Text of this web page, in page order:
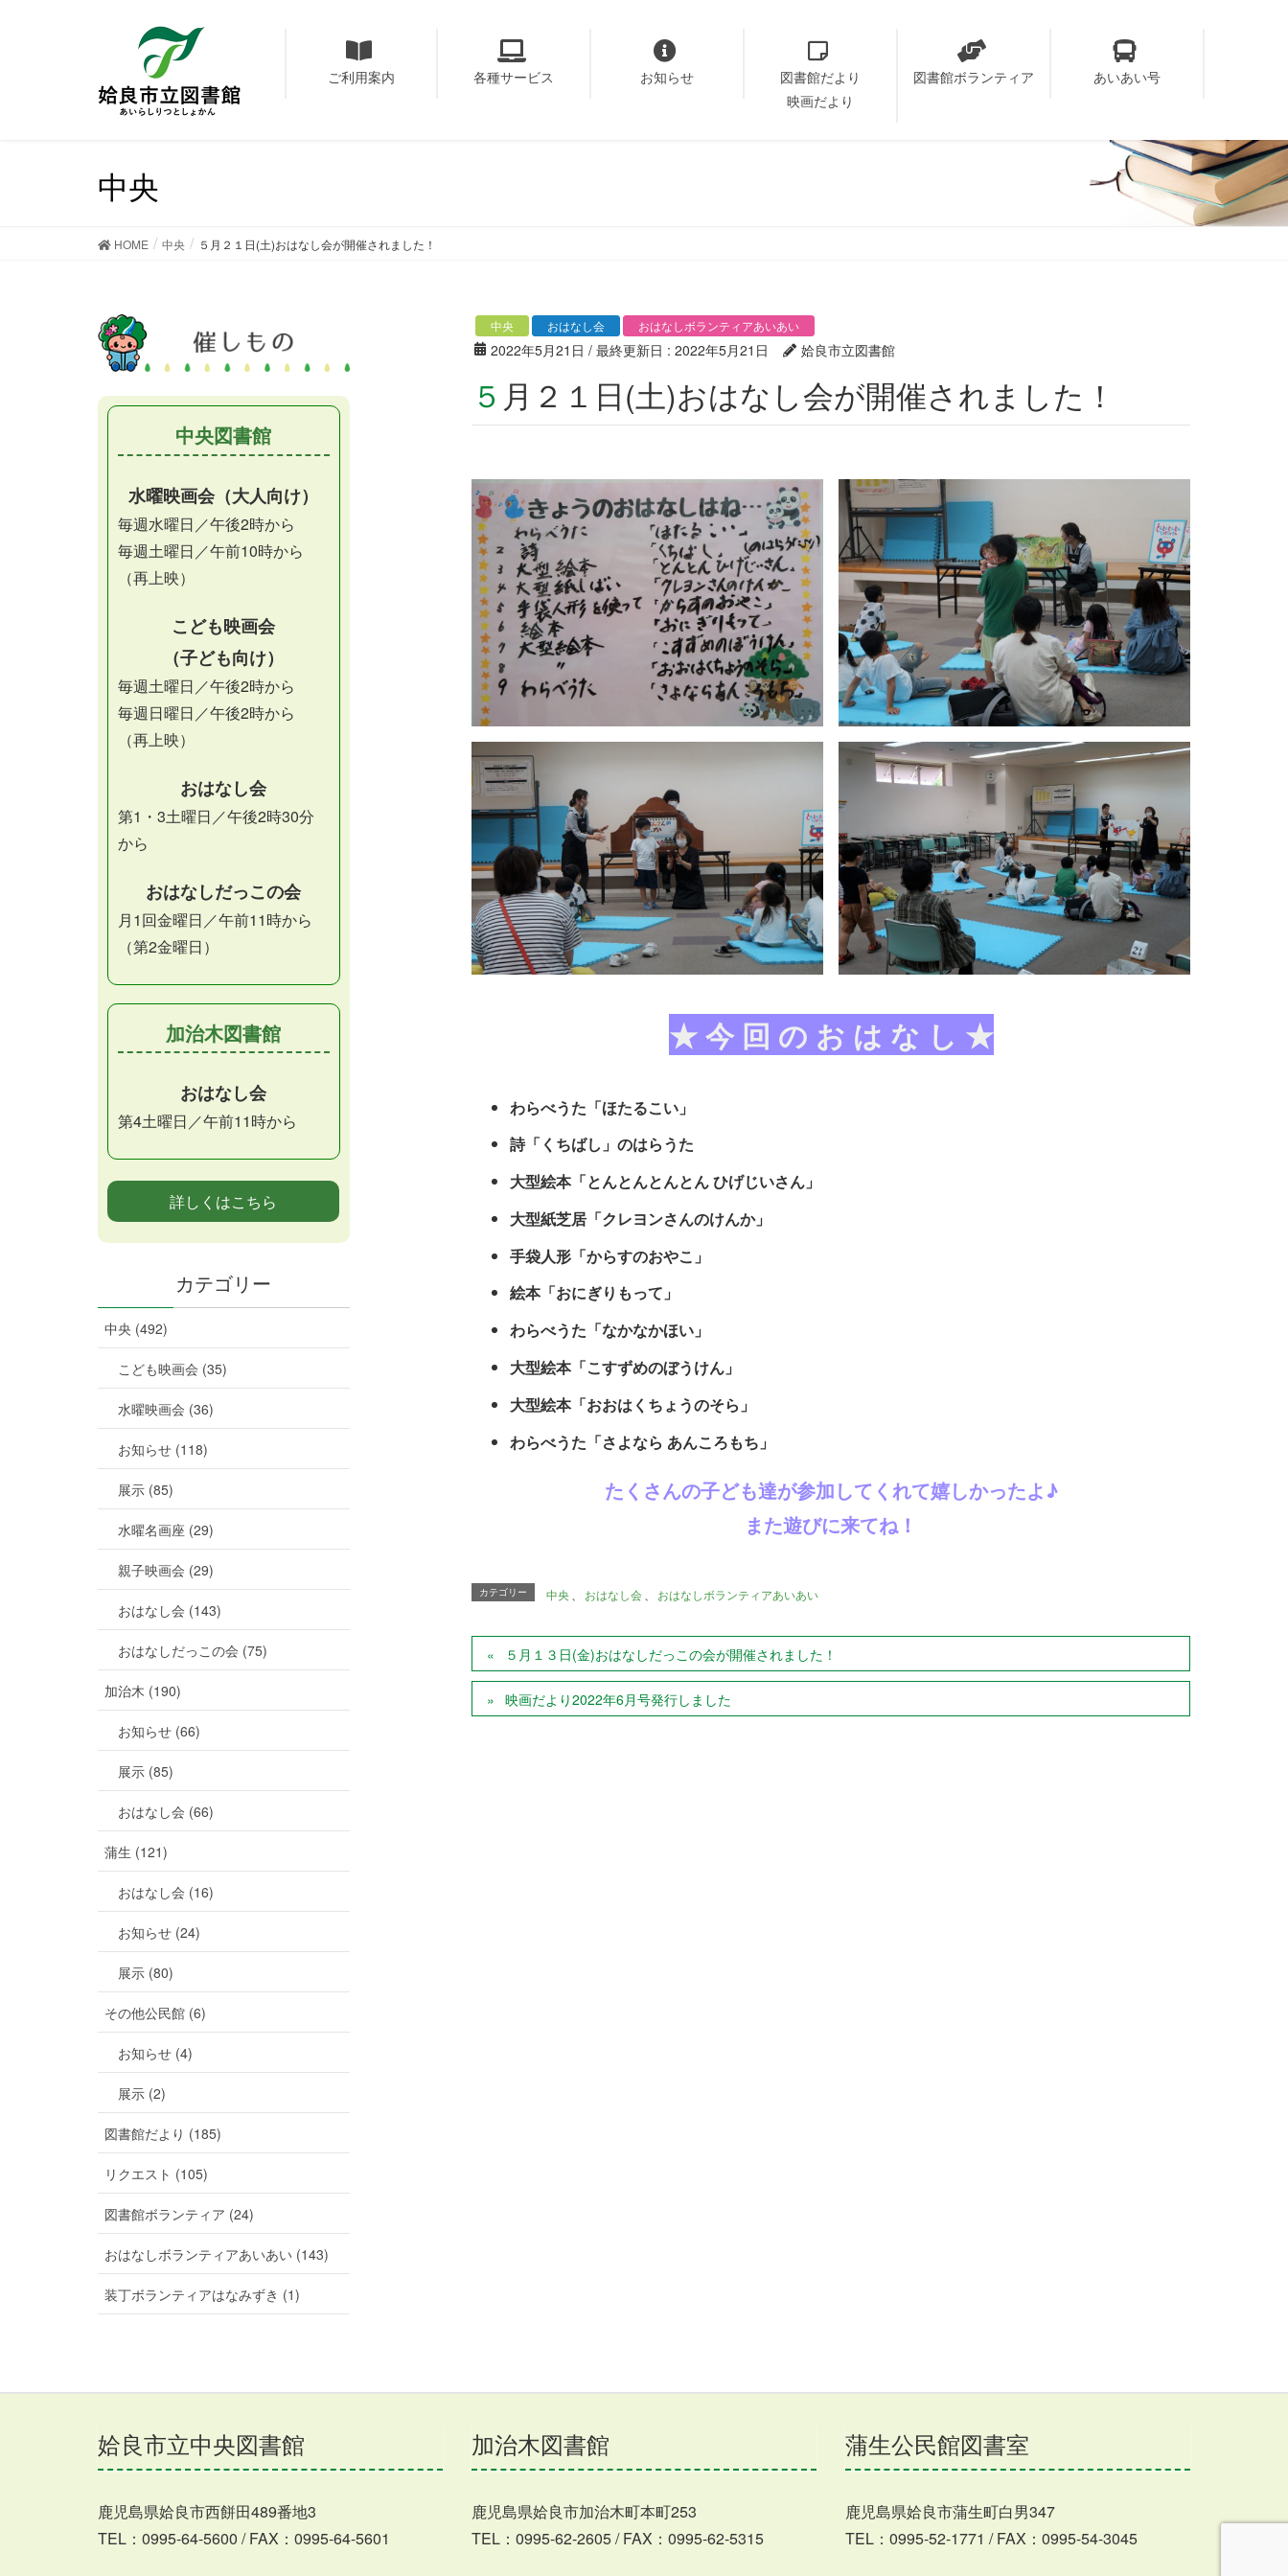
ご利用案内 各種サービス お知らせ
図書館だより
映画だより
図書館ボランティア あいあい号
中央
HOME 中央 ５月２１日(土)おはなし会が開催されました！
中央 おはなし会 おはなしボランティアあいあい
2022年5月21日 / 最終更新日 : 2022年5月21日 姶良市立図書館
５月２１日(土)おはなし会が開催されました！
★ 今 回 の お は な し ★
わらべうた「ほたるこい」
詩「くちばし」のはらうた
大型絵本「とんとんとんとん ひげじいさん」
大型紙芝居「クレヨンさんのけんか」
手袋人形「からすのおやこ」
絵本「おにぎりもって」
わらべうた「なかなかほい」
大型絵本「こすずめのぼうけん」
大型絵本「おおはくちょうのそら」
わらべうた「さよなら あんころもち」
たくさんの子ども達が参加してくれて嬉しかったよ♪
また遊びに来てね！
カテゴリー 中央 おはなし会 おはなしボランティアあいあい
５月１３日(金)おはなしだっこの会が開催されました！
映画だより2022年6月号発行しました
中央図書館
水曜映画会（大人向け）
毎週水曜日／午後2時から
毎週土曜日／午前10時から
（再上映）
こども映画会
（子ども向け）
毎週土曜日／午後2時から
毎週日曜日／午後2時から
（再上映）
おはなし会
第1・3土曜日／午後2時30分
から
おはなしだっこの会
月1回金曜日／午前11時から
（第2金曜日）
加治木図書館
おはなし会
第4土曜日／午前11時から
詳しくはこちら
カテゴリー
中央 (492)
こども映画会 (35)
水曜映画会 (36)
お知らせ (118)
展示 (85)
水曜名画座 (29)
親子映画会 (29)
おはなし会 (143)
おはなしだっこの会 (75)
加治木 (190)
お知らせ (66)
展示 (85)
おはなし会 (66)
蒲生 (121)
おはなし会 (16)
お知らせ (24)
展示 (80)
その他公民館 (6)
お知らせ (4)
展示 (2)
図書館だより (185)
リクエスト (105)
図書館ボランティア (24)
おはなしボランティアあいあい (143)
装丁ボランティアはなみずき (1)
姶良市立中央図書館
鹿児島県姶良市西餅田489番地3
TEL：0995-64-5600 / FAX：0995-64-5601
加治木図書館
鹿児島県姶良市加治木町本町253
TEL：0995-62-2605 / FAX：0995-62-5315
蒲生公民館図書室
鹿児島県姶良市蒲生町白男347
TEL：0995-52-1771 / FAX：0995-54-3045